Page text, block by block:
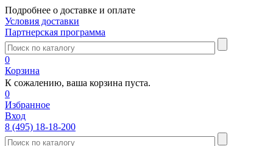
Подробнее о доставке и оплате
Условия доставки
Партнерская программа
0
Корзина
К сожалению, ваша корзина пуста.
0
Избранное
Вход
8 (495) 18-18-200